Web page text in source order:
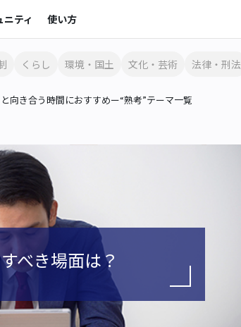
ニティ 使い方
くらし 環境・国土 文化・芸術 法律・刑法
向き合う時間におすすめー“熟考”テーマ一覧
べき場面は？